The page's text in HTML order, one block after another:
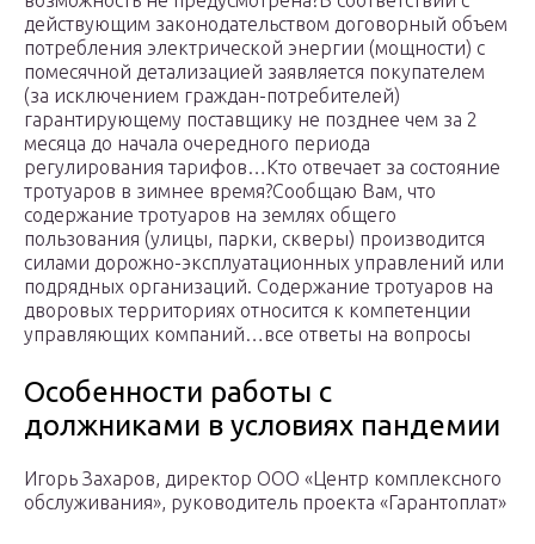
действующим законодательством договорный объем
потребления электрической энергии (мощности) с
помесячной детализацией заявляется покупателем
(за исключением граждан-потребителей)
гарантирующему поставщику не позднее чем за 2
месяца до начала очередного периода
регулирования тарифов…Кто отвечает за состояние
тротуаров в зимнее время?Сообщаю Вам, что
содержание тротуаров на землях общего
пользования (улицы, парки, скверы) производится
силами дорожно-эксплуатационных управлений или
подрядных организаций. Содержание тротуаров на
дворовых территориях относится к компетенции
управляющих компаний…все ответы на вопросы
Особенности работы с
должниками в условиях пандемии
Игорь Захаров, директор ООО «Центр комплексного
обслуживания», руководитель проекта «Гарантоплат»